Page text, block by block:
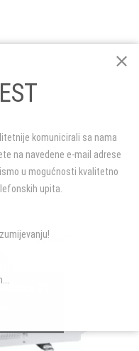
2/1
komunicirali sa nama
na navedene e-mail adrese
u mogućnosti kvalitetno
upita.